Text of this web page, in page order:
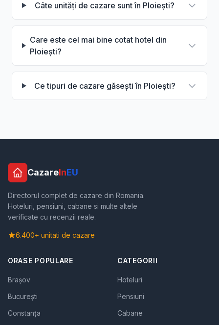
Câte unități de cazare sunt în Ploiești?
Care este cel mai bine cotat hotel din
Ploiești?
Ce tipuri de cazare găsești în Ploiești?
CazareInEU
Directorul complet de cazare din Romania.
Hoteluri, pensiuni, cabane si multe altele
verificate cu recenzii reale.
6.400+ unitati de cazare
ORASE POPULARE
Brașov
București
Constanța
CATEGORII
Hoteluri
Pensiuni
Cabane